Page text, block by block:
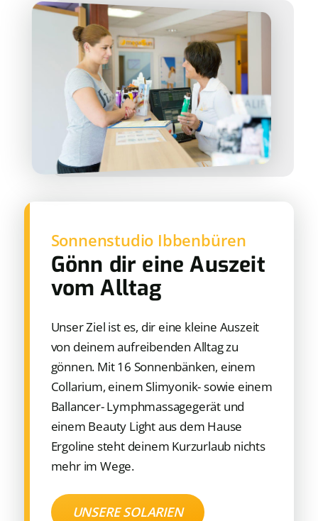
Sonnenstudio Ibbenbüren
Gönn dir eine Auszeit
vom Alltag
Unser Ziel ist es, dir eine kleine Auszeit
von deinem aufreibenden Alltag zu
gönnen. Mit 16 Sonnenbänken, einem
Collarium, einem Slimyonik- sowie einem
Ballancer- Lymphmassagegerät und
einem Beauty Light aus dem Hause
Ergoline steht deinem Kurzurlaub nichts
mehr im Wege.
UNSERE SOLARIEN